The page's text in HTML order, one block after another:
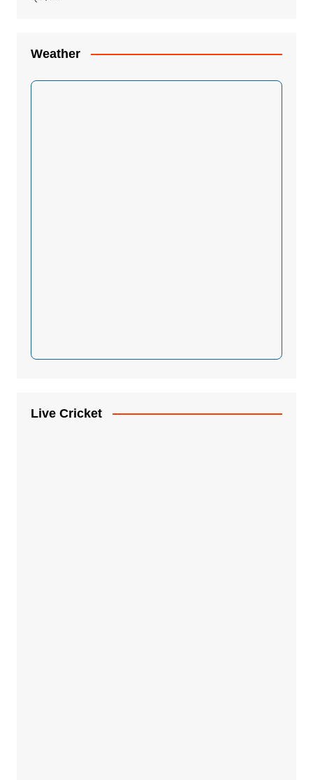
Weather
Live Cricket